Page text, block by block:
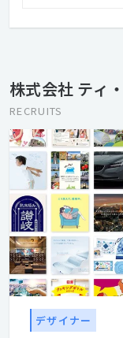
株式会社 ティ
RECRUITS
デザイナー